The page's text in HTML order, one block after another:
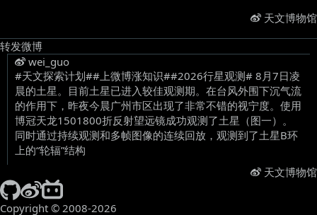
天文博物馆
转发微博
wei_guo
#天文探索计划##上微博涨知识##2026行星观测# 8月7日凌
晨的土星。目前土星已进入较佳观测期。在台风外围下沉气流
的作用下，昨夜今晨广州市区出现了非常不错的视宁度。使用
博冠天龙1501800折反射望远镜成功观测了土星（图一）。
同时通过持续观测和多帧图像的连续回放，观测到了土星B环
上的“轮辐”结构 ​
天文博物馆
Copyright © 2008-2026